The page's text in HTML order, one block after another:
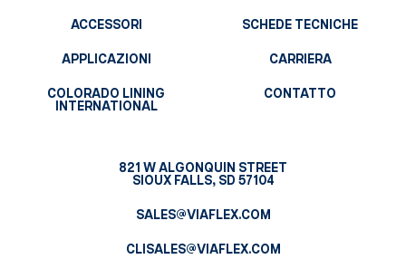
ACCESSORI
APPLICAZIONI
COLORADO LINING
INTERNATIONAL
SCHEDE TECNICHE
CARRIERA
CONTATTO
821 W ALGONQUIN STREET
SIOUX FALLS, SD 57104
SALES@VIAFLEX.COM
CLISALES@VIAFLEX.COM